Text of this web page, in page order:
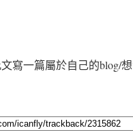
寫一篇屬於自己的blog/